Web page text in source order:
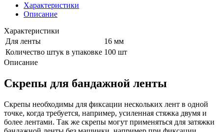
Характеристики
Описание
Характеристики
Для ленты
16 мм
Количество штук в упаковке 100 шт
Описание
Скрепы для бандажной ленты
Скрепы необходимы для фиксации нескольких лент в одной
точке, когда требуется, например, усиленная стяжка двумя и
более лентами. Так же скрепы могут применяться для затяжки